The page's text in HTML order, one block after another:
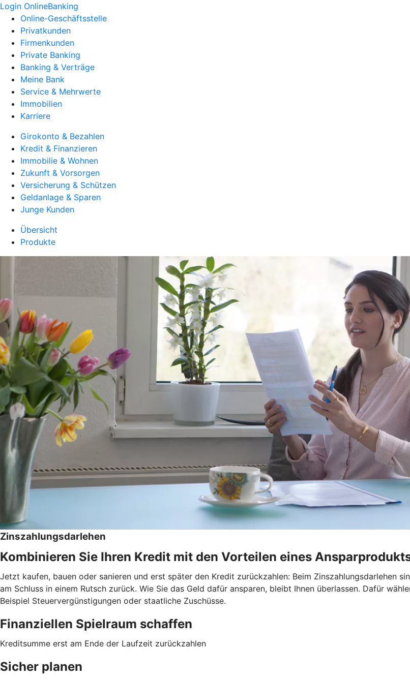
Login OnlineBanking
Online-Geschäftsstelle
Privatkunden
Firmenkunden
Private Banking
Banking & Verträge
Meine Bank
Service & Mehrwerte
Immobilien
Karriere
Girokonto & Bezahlen
Kredit & Finanzieren
Immobilie & Wohnen
Zukunft & Vorsorgen
Versicherung & Schützen
Geldanlage & Sparen
Junge Kunden
Übersicht
Produkte
Zinszahlungsdarlehen
Kombinieren Sie Ihren Kredit mit den Vorteilen eines
Jetzt kaufen, bauen oder sanieren und erst später den Kredit zurückzahlen: Beim Zinszahlungsdarlehen
am Schluss in einem Rutsch zurück. Wie Sie das Geld dafür ansparen, bleibt Ihnen überlassen. Dafür
Beispiel Steuervergünstigungen oder staatliche Zuschüsse.
Finanziellen Spielraum schaffen
Kreditsumme erst am Ende der Laufzeit zurückzahlen
Sicher planen